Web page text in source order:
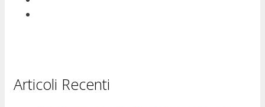
Articoli Recenti